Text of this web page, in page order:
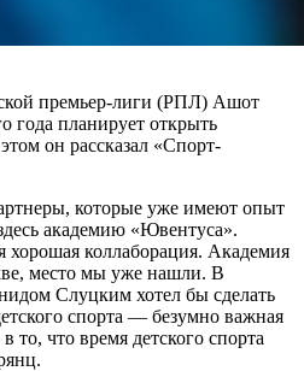
премьер-лиги (РПЛ) Ашот
года планирует открыть
он рассказал «Спорт-
которые уже имеют опыт
академию «Ювентуса».
хорошая коллаборация. Академия
место мы уже нашли. В
Слуцким хотел бы сделать
спорта — безумно важная
что время детского спорта